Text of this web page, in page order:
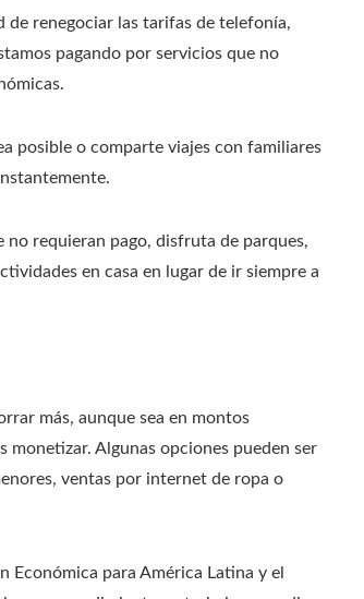
de renegociar las tarifas de telefonía,
pagando por servicios que no
posible o comparte viajes con familiares
requieran pago, disfruta de parques,
en casa en lugar de ir siempre a
más, aunque sea en montos
Algunas opciones pueden ser
ventas por internet de ropa o
para América Latina y el